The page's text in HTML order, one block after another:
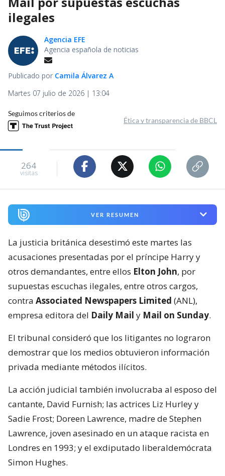
ilegales
Agencia EFE
Agencia española de noticias
Publicado por Camila Álvarez A
Martes 07 julio de 2026 | 13:04
Seguimos criterios de
Ética y transparencia de BBCL
264
visitas
VER RESUMEN
La justicia británica desestimó este martes las
acusaciones presentadas por el príncipe Harry y
otros demandantes, entre ellos Elton John, por
supuestas escuchas ilegales, entre otros cargos,
contra Associated Newspapers Limited (ANL),
empresa editora del Daily Mail y Mail on Sunday.
El tribunal consideró que los litigantes no lograron
demostrar que los medios obtuvieron información
privada mediante métodos ilícitos.
La acción judicial también involucraba al esposo del
cantante, David Furnish; las actrices Liz Hurley y
Sadie Frost; Doreen Lawrence, madre de Stephen
Lawrence, joven asesinado en un ataque racista en
Londres en 1993; y el exdiputado liberaldemócrata
Simon Hughes.